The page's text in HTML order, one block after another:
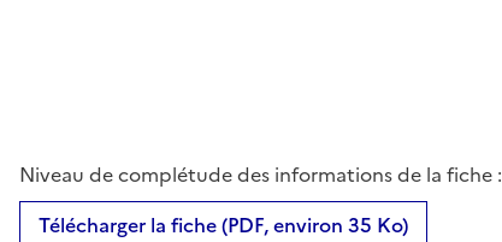
Niveau de complétude des informations de la fiche :
Télécharger la fiche (PDF, environ 35 Ko)